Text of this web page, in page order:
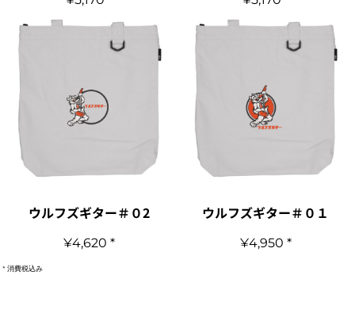
ウルフズギター＃０2
¥4,620*
ウルフズギター＃０１
¥4,950 *
* 消費税込み